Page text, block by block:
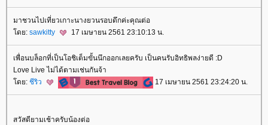
มาชวนไปเที่ยวเกาะนางยวนรอบดึกค่ะคุณต่อ
ดย: sawkitty 17 เมษายน 2561 23:10:13 น.
เพื่อนบล็อกที่เป็นโอชิเต็มขั้นนึกออกเลยครับ เป็นคนรับอิทธิพลง่ายดี :D
Love Live ไม่ได้ตามเช่นกันจ้า
ดย: ชีริว 17 เมษายน 2561 23:24:20 น.
สวัสดียามเช้าครับน้องต่อ